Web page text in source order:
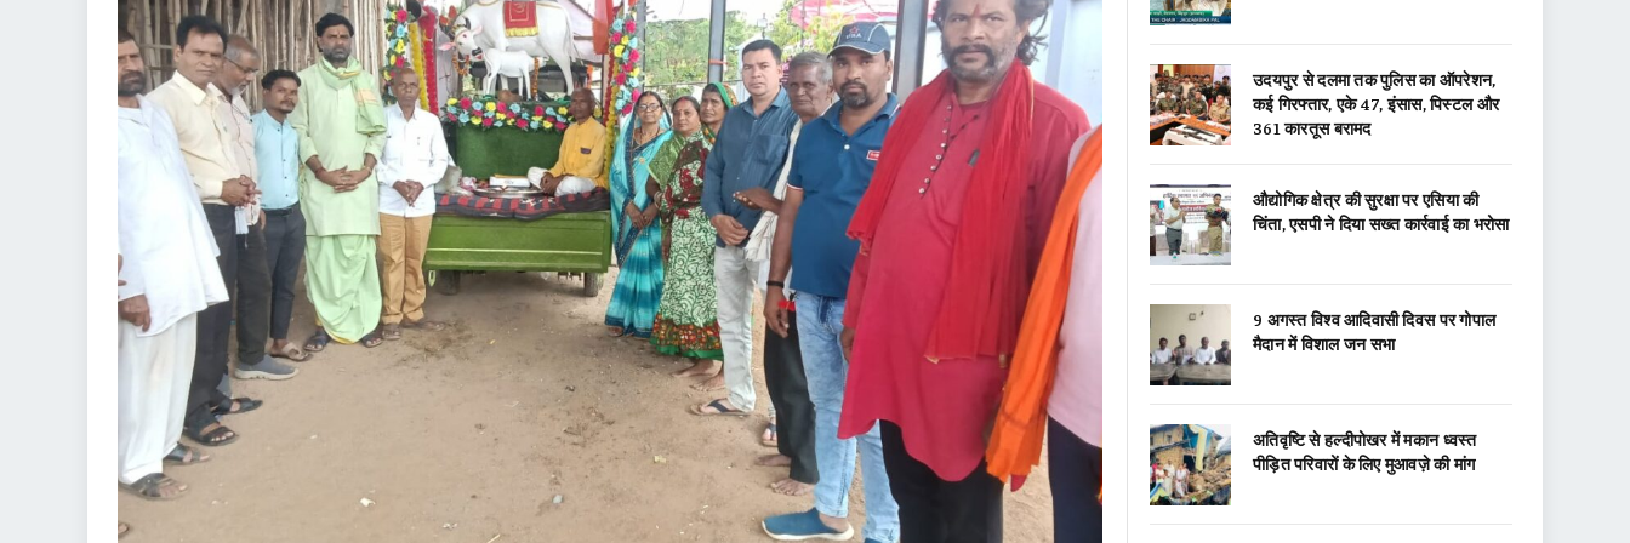
उदयपुर से दलमा तक पुलिस का ऑपरेशन,
कई गिरफ्तार, एके 47, इंसास, पिस्टल और
361 कारतूस बरामद
औद्योगिक क्षेत्र की सुरक्षा पर एसिया की
चिंता, एसपी ने दिया सख्त कार्रवाई का भरोसा
9 अगस्त विश्व आदिवासी दिवस पर गोपाल
मैदान में विशाल जन सभा
अतिवृष्टि से हल्दीपोखर में मकान ध्वस्त
पीड़ित परिवारों के लिए मुआवज़े की मांग